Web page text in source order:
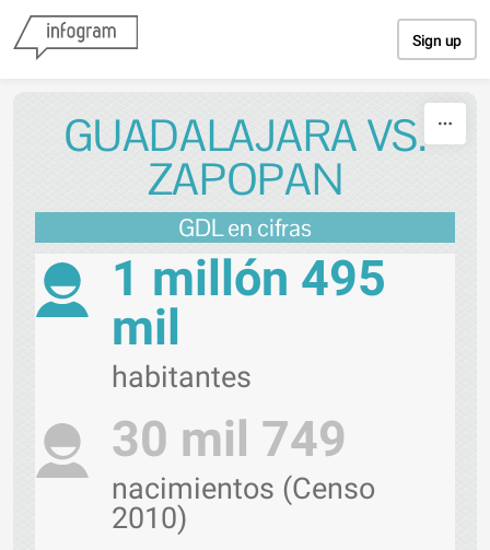
Sign up
GUADALAJARA VS.
ZAPOPAN
GDL en cifras
1 millón 495
mil
habitantes
30 mil 749
nacimientos (Censo
2010)